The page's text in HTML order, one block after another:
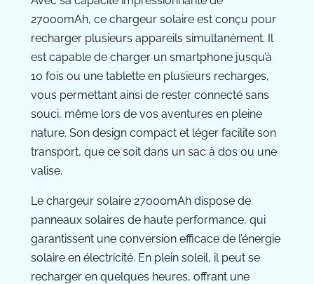
27000mAh, ce chargeur solaire est conçu pour
recharger plusieurs appareils simultanément. Il
est capable de charger un smartphone jusqu’à
10 fois ou une tablette en plusieurs recharges,
vous permettant ainsi de rester connecté sans
souci, même lors de vos aventures en pleine
nature. Son design compact et léger facilite son
transport, que ce soit dans un sac à dos ou une
valise.
Le chargeur solaire 27000mAh dispose de
panneaux solaires de haute performance, qui
garantissent une conversion efficace de l’énergie
solaire en électricité. En plein soleil, il peut se
recharger en quelques heures, offrant une